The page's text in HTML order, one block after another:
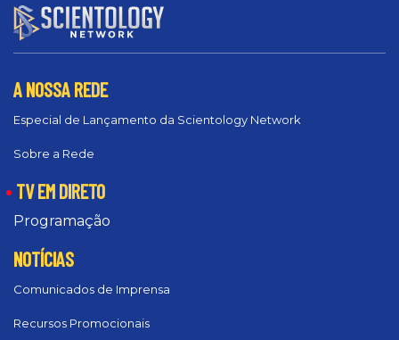
A NOSSA REDE
Especial de Lançamento da Scientology Network
Sobre a Rede
TV EM DIRETO
Programação
NOTÍCIAS
Comunicados de Imprensa
Recursos Promocionais